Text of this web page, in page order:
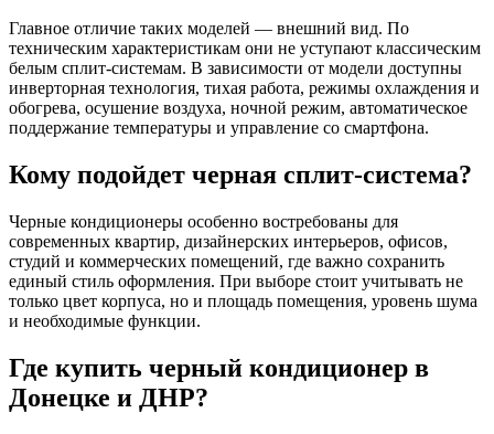
Главное отличие таких моделей — внешний вид. По
техническим характеристикам они не уступают классическим
белым сплит-системам. В зависимости от модели доступны
инверторная технология, тихая работа, режимы охлаждения и
обогрева, осушение воздуха, ночной режим, автоматическое
поддержание температуры и управление со смартфона.
Кому подойдет черная сплит-система?
Черные кондиционеры особенно востребованы для
современных квартир, дизайнерских интерьеров, офисов,
студий и коммерческих помещений, где важно сохранить
единый стиль оформления. При выборе стоит учитывать не
только цвет корпуса, но и площадь помещения, уровень шума
и необходимые функции.
Где купить черный кондиционер в
Донецке и ДНР?